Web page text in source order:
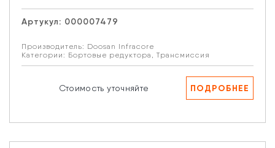
Артукул: 000007479
Производитель: Doosan Infracore
Категории: Бортовые редуктора Трансмиссия
Стоимость уточняйте ПОДРОБНЕЕ
обработку Ваших персональных данных.